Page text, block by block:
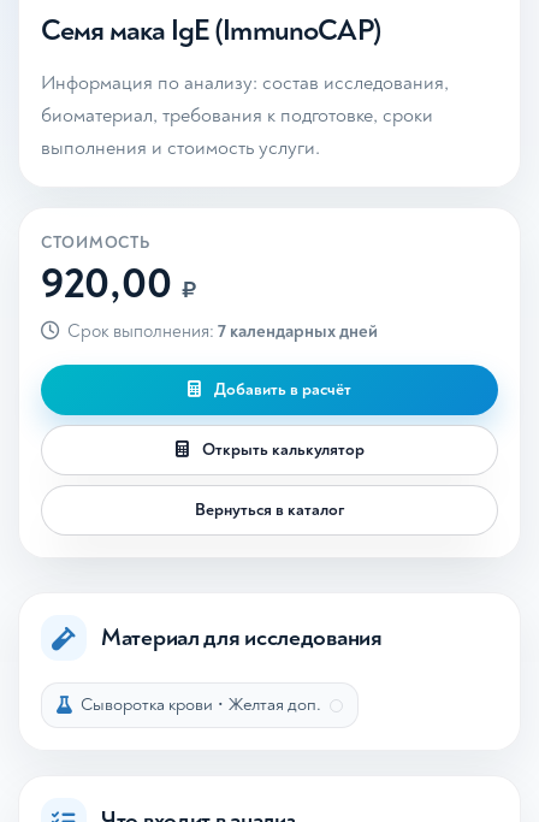
Семя мака IgE (ImmunoCAP)
Информация по анализу: состав исследования,
биоматериал, требования к подготовке, сроки
выполнения и стоимость услуги.
СТОИМОСТЬ
920,00 ₽
Срок выполнения: 7 календарных дней
Добавить в расчёт
Открыть калькулятор
Вернуться в каталог
Материал для исследования
Сыворотка крови • Желтая доп.